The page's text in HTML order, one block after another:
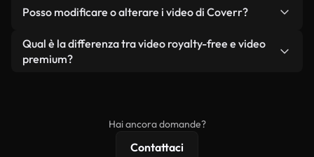
condizione che non si rivendano o ridistribuiscano
reali o generati dall'intelligenza artificiale, include
filigrane. Avrai a disposizione filmati puliti e pronti
all'uso.
Posso modificare o alterare i video di Coverr?
Sì. Siete liberi di tagliare, ritagliare o remixare i
nostri video. Assicuratevi solo che il prodotto
Qual è la differenza tra video royalty-free e video
premium?
Hai ancora domande?
Contattaci